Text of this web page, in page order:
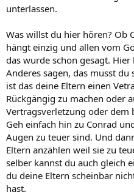
unterlassen.
Was willst du hier hören? Ob
hängt einzig und allen vom
das wurde schon gesagt.
Anderes sagen, das musst
ist das deine Eltern einen
Rückgängig zu machen oder
Vertragsverletzung oder dem
Geh einfach hin zu Conrad
Augen zu teuer sind. Und
Eltern anzählen weil sie zu
selber kannst du auch gleich
du deine Eltern scheinbar
hast.